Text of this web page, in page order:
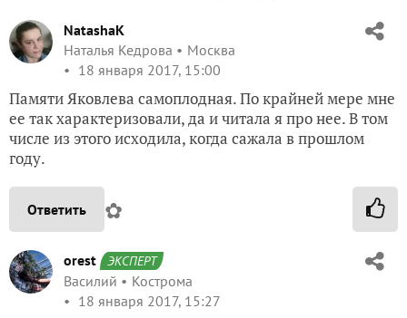
NatashaK
Наталья Кедрова
Москва
18 января 2017, 15:00
Памяти Яковлева самоплодная. По крайней мере мне
ее так характеризовали, да и читала я про нее. В том
числе из этого исходила, когда сажала в прошлом
году.
Ответить ✿
orest ЭКСПЕРТ
Василий
Кострома
18 января 2017, 15:27